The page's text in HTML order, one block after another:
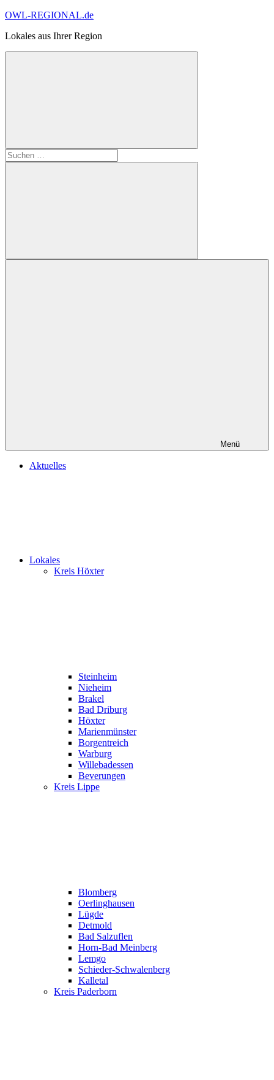
Zum
springen
OWL-REGIONAL.de
Lokales aus Ihrer Region
Suchformular
öffnen
Suchen
nach:
Suchen
Menü
Aktuelles
Lokales
Kreis Höxter
Steinheim
Nieheim
Brakel
Bad Driburg
Höxter
Marienmünster
Borgentreich
Warburg
Willebadessen
Beverungen
Kreis Lippe
Blomberg
Oerlinghausen
Lügde
Detmold
Bad Salzuflen
Horn-Bad Meinberg
Lemgo
Schieder-Schwalenberg
Kalletal
Kreis Paderborn